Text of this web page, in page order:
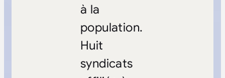
à la
population.
Huit
syndicats